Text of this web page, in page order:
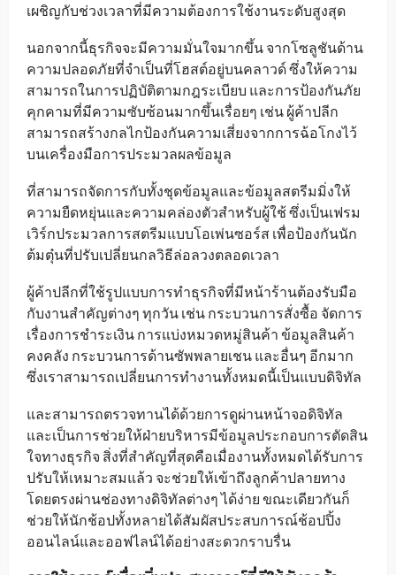
เผชิญกับช่วงเวลาที่มีความต้องการใช้งานระดับสูงสุด
นอกจากนี้ธุรกิจจะมีความมั่นใจมากขึ้น จากโซลูชันด้าน
ความปลอดภัยที่จำเป็นที่โฮสต์อยู่บนคลาวด์ ซึ่งให้ความ
สามารถในการปฏิบัติตามกฎระเบียบ และการป้องกันภัย
คุกคามที่มีความซับซ้อนมากขึ้นเรื่อยๆ เช่น ผู้ค้าปลีก
สามารถสร้างกลไกป้องกันความเสี่ยงจากการฉ้อโกงไว้
บนเครื่องมือการประมวลผลข้อมูล
ที่สามารถจัดการกับทั้งชุดข้อมูลและข้อมูลสตรีมมิ่งให้
ความยืดหยุ่นและความคล่องตัวสำหรับผู้ใช้ ซึ่งเป็นเฟรม
เวิร์กประมวลการสตรีมแบบโอเพ่นซอร์ส เพื่อป้องกันนัก
ต้มตุ๋นที่ปรับเปลี่ยนกลวิธีล่อลวงตลอดเวลา
ผู้ค้าปลีกที่ใช้รูปแบบการทำธุรกิจที่มีหน้าร้านต้องรับมือ
กับงานสำคัญต่างๆ ทุกวัน เช่น กระบวนการสั่งซื้อ จัดการ
เรื่องการชำระเงิน การแบ่งหมวดหมู่สินค้า ข้อมูลสินค้า
คงคลัง กระบวนการด้านซัพพลายเชน และอื่นๆ อีกมาก
ซึ่งเราสามารถเปลี่ยนการทำงานทั้งหมดนี้เป็นแบบดิจิทัล
และสามารถตรวจทานได้ด้วยการดูผ่านหน้าจอดิจิทัล
และเป็นการช่วยให้ฝ่ายบริหารมีข้อมูลประกอบการตัดสิน
ใจทางธุรกิจ สิ่งที่สำคัญที่สุดคือเมื่องานทั้งหมดได้รับการ
ปรับให้เหมาะสมแล้ว จะช่วยให้เข้าถึงลูกค้าปลายทาง
โดยตรงผ่านช่องทางดิจิทัลต่างๆ ได้ง่าย ขณะเดียวกันก็
ช่วยให้นักช้อปทั้งหลายได้สัมผัสประสบการณ์ช้อปปิ้ง
ออนไลน์และออฟไลน์ได้อย่างสะดวกราบรื่น